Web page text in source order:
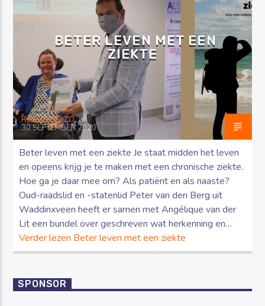
Luister RAZO online
BETER LEVEN MET EEN
ZIEKTE
Redactie RAZO
30 SEPTEMBER 2020
Beter leven met een ziekte Je staat midden het leven
en opeens krijg je te maken met een chronische ziekte.
Hoe ga je daar mee om? Als patiënt en als naaste?
Oud-raadslid en -statenlid Peter van den Berg uit
Waddinxveen heeft er samen met Angélique van der
Lit een bundel over geschreven wat herkenning en…
Verder lezen Beter leven met een ziekte
SPONSOR